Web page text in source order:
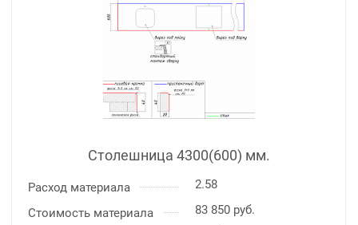
Столешница 4300(600) мм.
Расход материала
2.58
Стоимость материала
83 850 руб.